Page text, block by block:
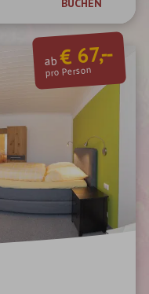
BUCHEN
ab€ 67,--
pro Person